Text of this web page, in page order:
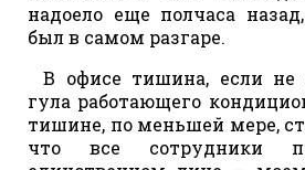
надоело еще полчаса
был в самом разгаре.
В офисе тишина, если не
гула работающего
тишине, по меньшей мере,
что все сотрудники